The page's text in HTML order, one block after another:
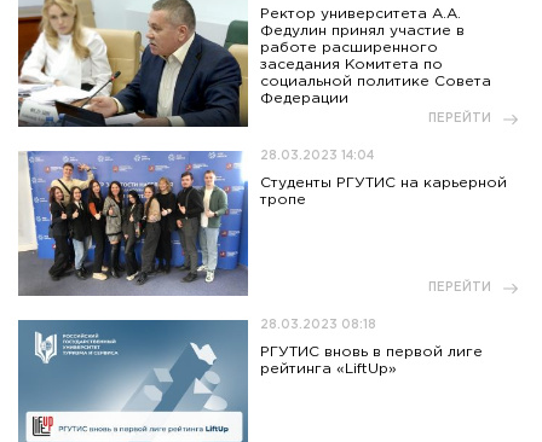
Ректор университета А.А.
Федулин принял участие в
работе расширенного
заседания Комитета по
социальной политике Совета
Федерации
ПЕРЕЙТИ
28.03.2023 14:04
Студенты РГУТИС на карьерной
тропе
ПЕРЕЙТИ
28.03.2023 08:18
РГУТИС вновь в первой лиге
рейтинга «LiftUp»